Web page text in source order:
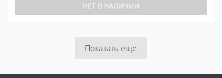
НЕТ В НАЛИЧИИ
Показать еще